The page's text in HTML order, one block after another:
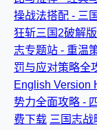
操战法搭配 - 三
狂斩三国2破解
志专题站 - 重温
罚与应对策略全
English Version
势力全面攻略 -
费下载 三国志